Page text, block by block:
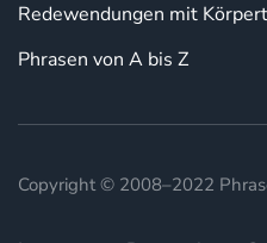
Redewendungen mit
Phrasen von A bis Z
Copyright © 2008–2022